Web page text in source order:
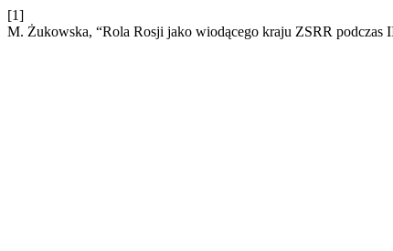
[1]
M. Żukowska, “Rola Rosji jako wiodącego kraju ZSRR